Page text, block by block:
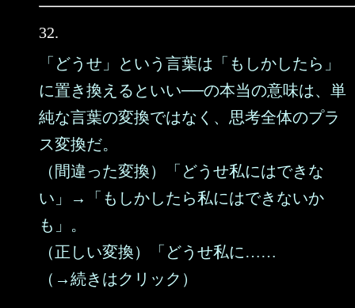
32.
「どうせ」という言葉は「もしかしたら」
に置き換えるといい──の本当の意味は、単
純な言葉の変換ではなく、思考全体のプラ
ス変換だ。
（間違った変換）「どうせ私にはできな
い」→「もしかしたら私にはできないか
も」。
（正しい変換）「どうせ私に……
（→続きはクリック）